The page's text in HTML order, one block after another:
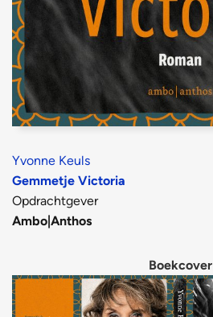
Yvonne Keuls
Gemmetje Victoria
Opdrachtgever
Ambo|Anthos
Boekcover